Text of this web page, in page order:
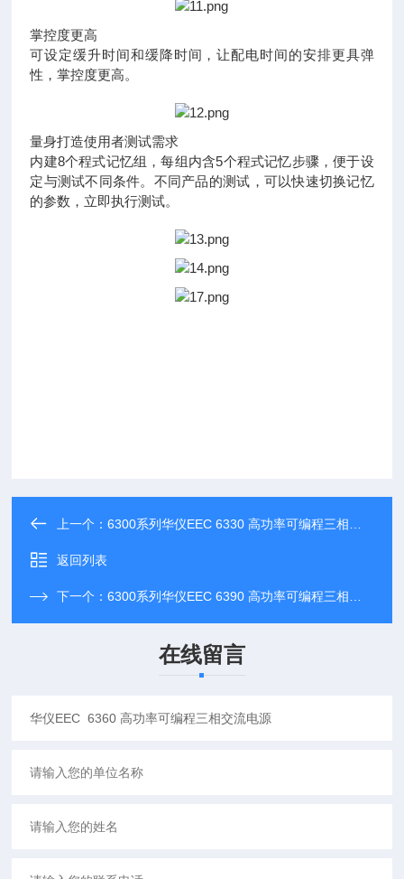
掌控度更高
可设定缓升时间和缓降时间，让配电时间的安排更具弹
性，掌控度更高。
量身打造使用者测试需求
内建8个程式记忆组，每组内含5个程式记忆步骤，便于设
定与测试不同条件。不同产品的测试，可以快速切换记忆
的参数，立即执行测试。
上一个：6300系列华仪EEC 6330 高功率可编程三相交流电源
返回列表
下一个：6300系列华仪EEC 6390 高功率可编程三相交流电源
在线留言